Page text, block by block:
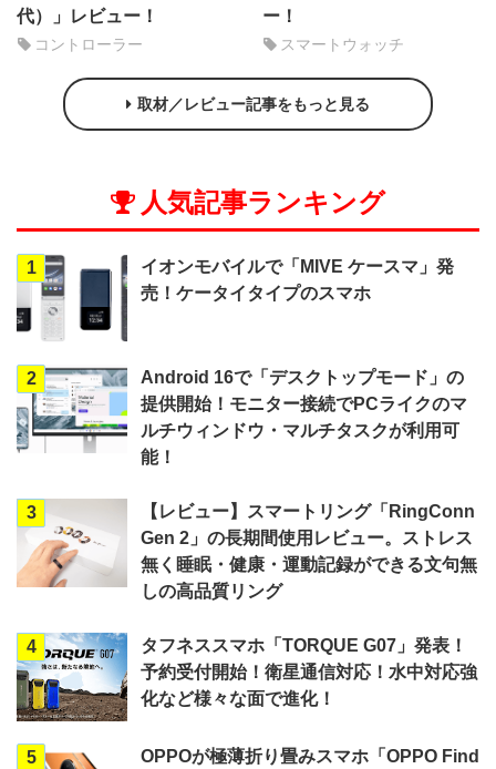
代）」レビュー！
コントローラー
ー！
スマートウォッチ
取材／レビュー記事をもっと見る
人気記事ランキング
1
イオンモバイルで「MIVE ケースマ」発
売！ケータイタイプのスマホ
2
Android 16で「デスクトップモード」の
提供開始！モニター接続でPCライクのマ
ルチウィンドウ・マルチタスクが利用可
能！
3
【レビュー】スマートリング「RingConn
Gen 2」の長期間使用レビュー。ストレス
無く睡眠・健康・運動記録ができる文句無
しの高品質リング
4
タフネススマホ「TORQUE G07」発表！
予約受付開始！衛星通信対応！水中対応強
化など様々な面で進化！
5
OPPOが極薄折り畳みスマホ「OPPO Find